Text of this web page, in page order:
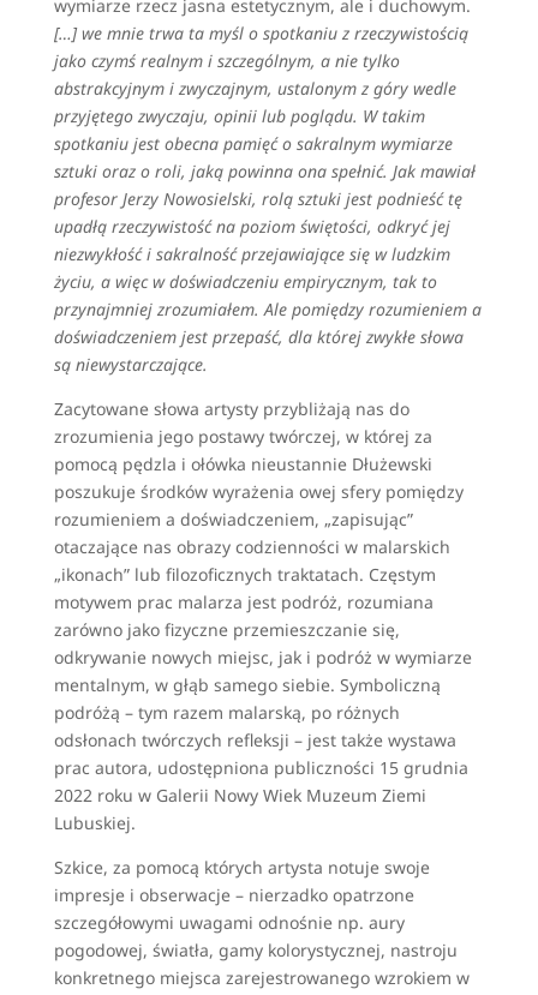
wymiarze rzecz jasna estetycznym, ale i duchowym.
[…] we mnie trwa ta myśl o spotkaniu z rzeczywistością
jako czymś realnym i szczególnym, a nie tylko
abstrakcyjnym i zwyczajnym, ustalonym z góry wedle
przyjętego zwyczaju, opinii lub poglądu. W takim
spotkaniu jest obecna pamięć o sakralnym wymiarze
sztuki oraz o roli, jaką powinna ona spełnić. Jak mawiał
profesor Jerzy Nowosielski, rolą sztuki jest podnieść tę
upadłą rzeczywistość na poziom świętości, odkryć jej
niezwykłość i sakralność przejawiające się w ludzkim
życiu, a więc w doświadczeniu empirycznym, tak to
przynajmniej zrozumiałem. Ale pomiędzy rozumieniem a
doświadczeniem jest przepaść, dla której zwykłe słowa
są niewystarczające.
Zacytowane słowa artysty przybliżają nas do
zrozumienia jego postawy twórczej, w której za
pomocą pędzla i ołówka nieustannie Dłużewski
poszukuje środków wyrażenia owej sfery pomiędzy
rozumieniem a doświadczeniem, „zapisując”
otaczające nas obrazy codzienności w malarskich
„ikonach” lub filozoficznych traktatach. Częstym
motywem prac malarza jest podróż, rozumiana
zarówno jako fizyczne przemieszczanie się,
odkrywanie nowych miejsc, jak i podróż w wymiarze
mentalnym, w głąb samego siebie. Symboliczną
podróżą – tym razem malarską, po różnych
odsłonach twórczych refleksji – jest także wystawa
prac autora, udostępniona publiczności 15 grudnia
2022 roku w Galerii Nowy Wiek Muzeum Ziemi
Lubuskiej.
Szkice, za pomocą których artysta notuje swoje
impresje i obserwacje – nierzadko opatrzone
szczegółowymi uwagami odnośnie np. aury
pogodowej, światła, gamy kolorystycznej, nastroju
konkretnego miejsca zarejestrowanego wzrokiem w